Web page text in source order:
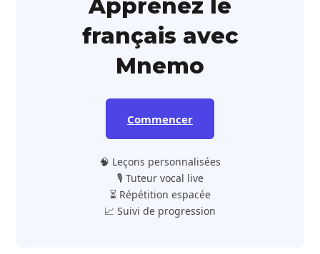
Apprenez le
français avec
Mnemo
Commencer
🧠 Leçons personnalisées
🎙️ Tuteur vocal live
⏳ Répétition espacée
📈 Suivi de progression